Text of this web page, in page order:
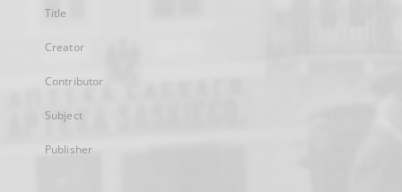
Title
Creator
Contributor
Subject
Publisher